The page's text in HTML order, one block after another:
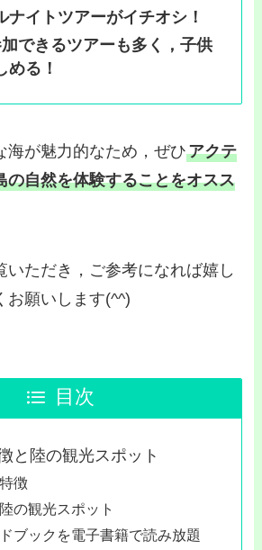
ナイトツアーがイチオシ！
できるツアーも多く，子供
める！
海が魅力的なため，ぜひアクテ
の自然を体験することをオスス
いただき，ご参考になれば嬉し
お願いします(^^)
目次
と陸の観光スポット
徴
の観光スポット
ブックを電子書籍で読み放題